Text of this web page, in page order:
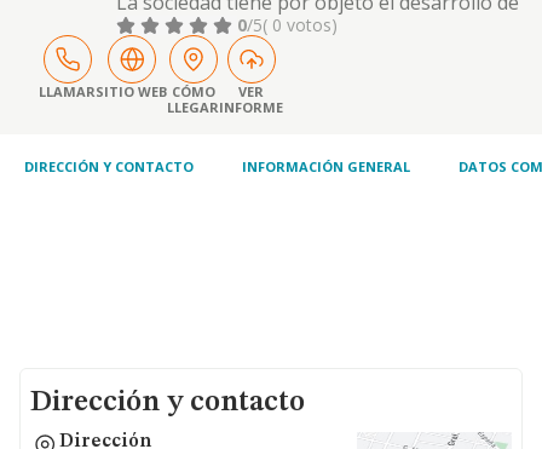
las actividades correspondientes a los
siguientes códigos y descripciones de la
clasificación nacional de actividades
económicas: actividad principal: 46.71.
comercio al por mayor de combustibles
similares
0/5( 0 votos)
LLAMARSITIO WEB CÓMO
LLEGAR
VER
INFORME
DIRECCIÓN Y CONTACTO INFORMACIÓN GENERAL DATOS
Dirección y contacto
Dirección